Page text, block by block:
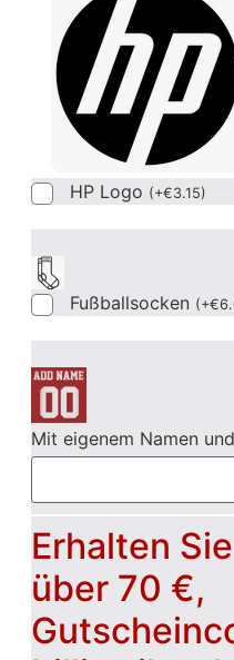
HP Logo (+€3.15)
Fußballsocken (+€
Mit eigenem Namen
Erhalten
über 70 €,